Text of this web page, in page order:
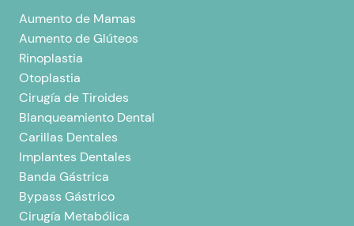
Aumento de Mamas
Aumento de Glúteos
Rinoplastia
Otoplastia
Cirugía de Tiroides
Blanqueamiento Dental
Carillas Dentales
Implantes Dentales
Banda Gástrica
Bypass Gástrico
Cirugía Metabólica